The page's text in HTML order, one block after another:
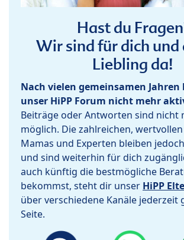
Hast du
Wir sind für dich und
Liebling da!
Nach vielen gemeinsamen
unser HiPP Forum nicht mehr
Beiträge oder Antworten sind nicht
möglich. Die zahlreichen,
Mamas und Experten bleiben
und sind weiterhin für dich
auch künftig die bestmögliche
bekommst, steht dir unser HiPP
über verschiedene Kanäle jederzeit
Seite.